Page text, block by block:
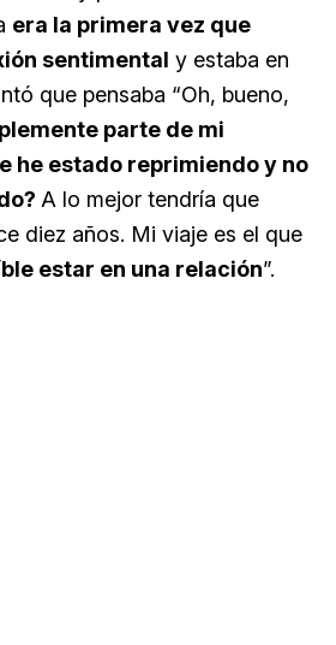
era la primera vez que
sentimental y estaba en
que pensaba “Oh, bueno,
parte de mi
he estado reprimiendo y no
A lo mejor tendría que
diez años. Mi viaje es el que
estar en una relación”.